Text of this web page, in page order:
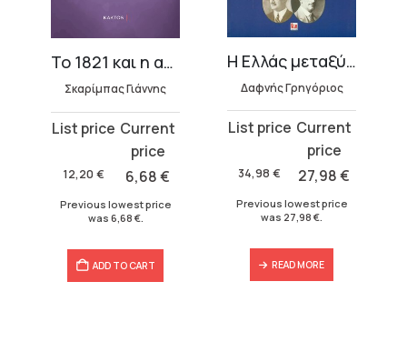
Το 1821 και η αριστοκρατία του
Σκαρίμπας Γιάννης
12,20 €
Original
was:
6,68€
Current
is:
Previous lowest price
was 6,68 €.
ADD TO CART
Η Ελλάς μεταξύ δύο πολέμων (1923-1940)
Δαφνής Γρηγόριος
34,98 €
Original
was:
27,98€
Current
is:
Previous lowest price
was 27,98 €
READ MORE